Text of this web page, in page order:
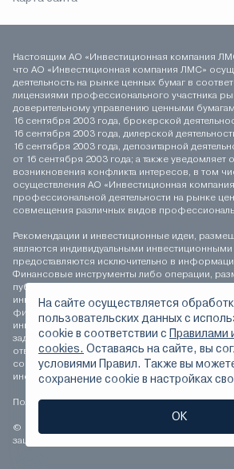
Настоящим АО «Инвестиционная компания
что АО «Инвестиционная компания ЛМС»
деятельность на рынке ценных бумаг в
лицензиями профессионального участника
доверительному управлению ценными
16 сентября 2003 года, брокерской
16 сентября 2003 года, дилерской
16 сентября 2003 года, депозитарной
от 16 сентября 2003 года; а также уведомляет
возникновения конфликта интересов, в том
осуществления АО «Инвестиционная
профессиональной деятельности на рынке
совмещения различных видов
Рекомендации и инвестиционные идеи,
являются индивидуальными
предоставляются исключительно в
Финансовые инструменты либо операции,
публикуемых материалах, могут не
инвестиционному профилю. Определение
финансового инструмента либо операции
инвестиционному горизонту и толерантности к
задачей инвестора. АО «Инвестиционная
ответственности за возможные убытки
совершения операций, либо инвестирования
инструменты, упомянутые на сайте и в
Положение о персональных данных
© 1994-2026 АО «Инвестиционная компания
защищены.
На сайте осуществляется
пользовательских данных с
сookie в соответствии с Правилами
cookies. Оставаясь на сайте, вы
условиями Правил. Также вы
сохранение сookie в настройках
ОК